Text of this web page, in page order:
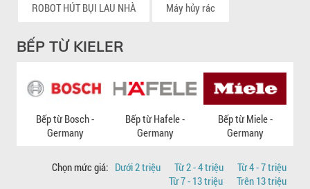
ROBOT HÚT BỤI LAU NHÀ Máy hủy rác
BẾP TỪ KIELER
Bếp từ Bosch -
Germany
Bếp từ Hafele -
Germany
Bếp từ Miele -
Germany
Chọn mức giá: Dưới 2 triệu Từ 2 - 4 triệu
Từ 4 - 7 triệu
Từ 7 - 13 triệu
Trên 13 triệu